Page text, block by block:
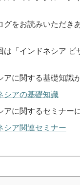
グをお読みいただき
は「インドネシア ビ
アに関する基礎知識
シアの基礎知識
アに関するセミナー
シア関連セミナー